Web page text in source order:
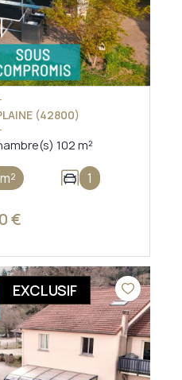
(42800)
Maison 5 pièce(s) 4 chambre(s) 102 m²
1
€
EXCLUSIF